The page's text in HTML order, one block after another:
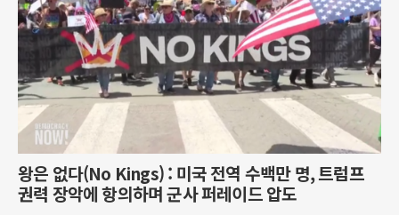
왕은 없다(No Kings) : 미국 전역 수백만 명, 트럼프
권력 장악에 항의하며 군사 퍼레이드 압도